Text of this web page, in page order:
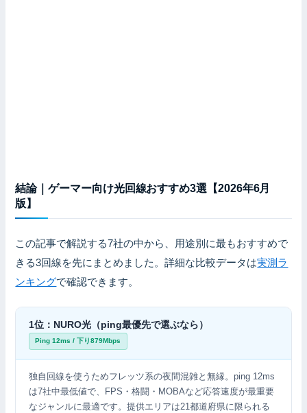
結論｜ゲーマー向け光回線おすすめ3選【2026年6月
版】
この記事で解説する7社の中から、用途別に最もおすすめで
きる3回線を先にまとめました。詳細な比較データは実測ラ
ンキングで確認できます。
1位：NURO光（ping最優先で選ぶなら）
Ping 12ms / 下り879Mbps
独自回線を使うためフレッツ系の夜間混雑と無縁。ping 12ms
は7社中最低値で、FPS・格闘・MOBAなど応答速度が最重要
なジャンルに最適です。提供エリアは21都道府県に限られる